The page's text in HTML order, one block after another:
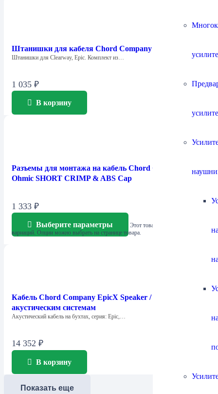
Штанишки для кабеля Chord Company Big Trousers
Штанишки для Clearway, Epic. Комплект из…
1 035 ₽
В корзину
Разъемы для монтажа на кабель Chord Company
Ohmic SHORT CRIMP & ABS Cap
1 333 ₽
Выберите параметры
Этот товар имеет несколько
вариаций. Опции можно выбрать на странице товара.
Кабель Chord Company EpicX Speaker / к
акустическим системам
Акустический кабель на бухтах, серия: Epic,…
14 352 ₽
В корзину
Показать еще